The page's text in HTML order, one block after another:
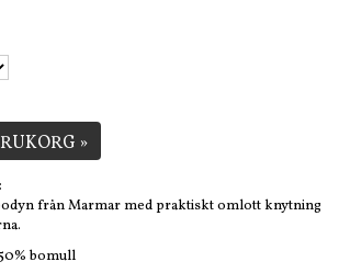
»
från Marmar med praktiskt omlott knytning
bomull